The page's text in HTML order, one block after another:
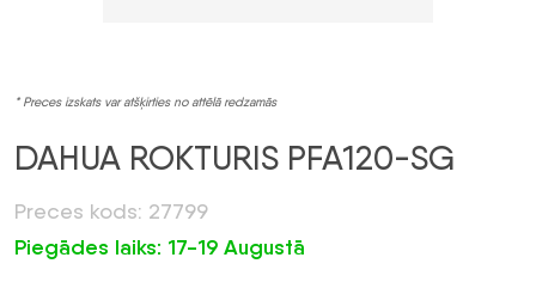
* Preces izskats var atšķirties no attēlā redzamās
DAHUA ROKTURIS PFA120-SG
Preces kods: 27799
Piegādes laiks: 17-19 Augustā